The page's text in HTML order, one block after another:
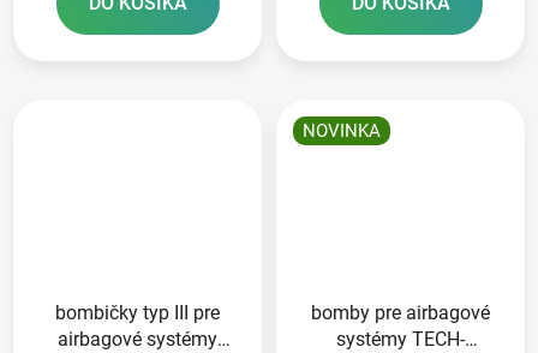
bombičky typ III pre
airbagové systémy
NOVINKA
bomby pre airbagové
systémy TECH-